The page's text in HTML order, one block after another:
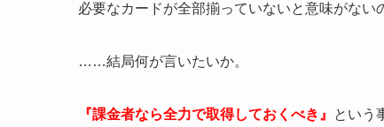
必要なカードが全部揃っていないと意味がない
……結局何が言いたいか。
『課金者なら全力で取得しておくべき』 という